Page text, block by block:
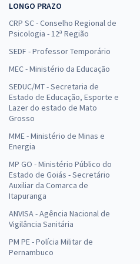
LONGO PRAZO
CRP SC - Conselho Regional de
Psicologia - 12ª Região
SEDF - Professor Temporário
MEC - Ministério da Educação
SEDUC/MT - Secretaria de
Estado de Educação, Esporte e
Lazer do estado de Mato
Grosso
MME - Ministério de Minas e
Energia
MP GO - Ministério Público do
Estado de Goiás - Secretário
Auxiliar da Comarca de
Itapuranga
ANVISA - Agência Nacional de
Vigilância Sanitária
PM PE - Polícia Militar de
Pernambuco